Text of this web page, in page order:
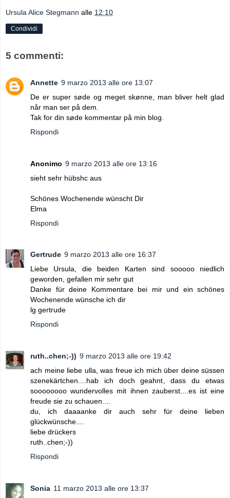
Ursula Alice Stegmann alle 12:10
Condividi
5 commenti:
Annette 9 marzo 2013 alle ore 13:07
De er super søde og meget skønne, man bliver helt glad
når man ser på dem.
Tak for din søde kommentar på min blog.
Rispondi
Anonimo 9 marzo 2013 alle ore 13:16
sieht sehr hübshc aus
Schönes Wochenende wünscht Dir
Elma
Rispondi
Gertrude 9 marzo 2013 alle ore 16:37
Liebe Ursula, die beiden Karten sind sooooo niedlich
geworden, gefallen mir sehr gut
Danke für deine Kommentare bei mir und ein schönes
Wochenende wünsche ich dir
lg gertrude
Rispondi
ruth..chen;-)) 9 marzo 2013 alle ore 19:42
ach meine liebe ulla, was freue ich mich über deine süssen
szenekärtchen....hab ich doch geahnt, dass du etwas
soooooooo wundervolles mit ihnen zauberst....es ist eine
freude sie zu schauen....
du, ich daaaanke dir auch sehr für deine lieben
glückwünsche....
liebe drückers
ruth..chen;-))
Rispondi
Sonia 11 marzo 2013 alle ore 13:37